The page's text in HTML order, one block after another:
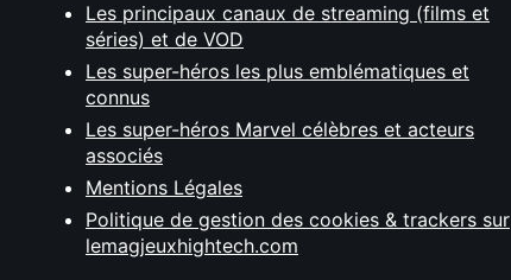
Les principaux canaux de streaming (films et
séries) et de VOD
Les super-héros les plus emblématiques et
connus
Les super-héros Marvel célèbres et acteurs
associés
Mentions Légales
Politique de gestion des cookies & trackers sur
lemagjeuxhightech.com